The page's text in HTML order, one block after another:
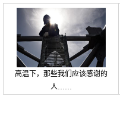
高温下，那些我们应该感谢的
人……